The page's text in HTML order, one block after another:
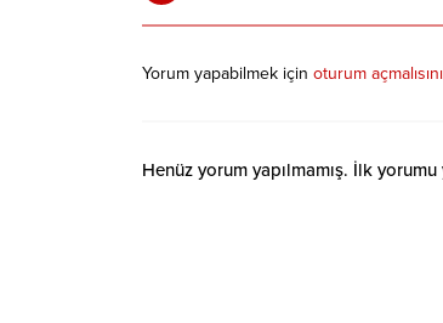
Yorum yapabilmek için oturum
Henüz yorum yapılmamış. İlk